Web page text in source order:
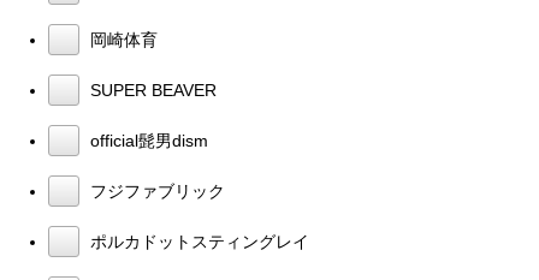
岡崎体育
SUPER BEAVER
official髭男dism
フジファブリック
ポルカドットスティングレイ